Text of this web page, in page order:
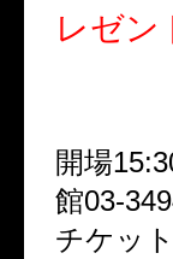
レゼン
開場
館03-
チケッ